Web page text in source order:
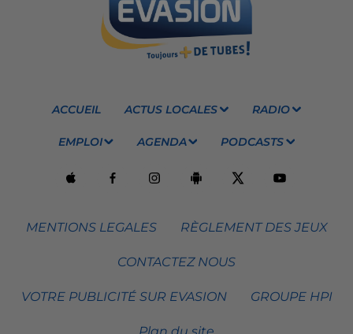
ACCUEIL ACTUS LOCALES RADIO
EMPLOI AGENDA PODCASTS
MENTIONS LEGALES RÈGLEMENT DES JEUX
CONTACTEZ NOUS
VOTRE PUBLICITÉ SUR EVASION GROUPE HPI